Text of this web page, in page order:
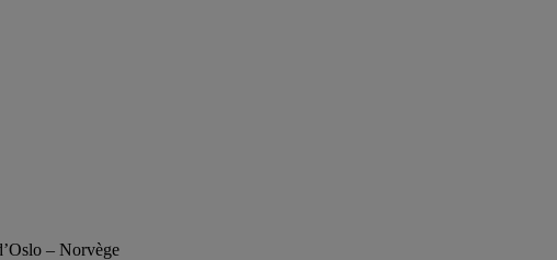
– Norvège